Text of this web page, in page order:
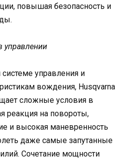
повышая безопасность и
управлении
управления и
вождения, Husqvarna
сложные условия в
реакция на повороты,
и высокая маневренность
даже самые запутанные
Сочетание мощности